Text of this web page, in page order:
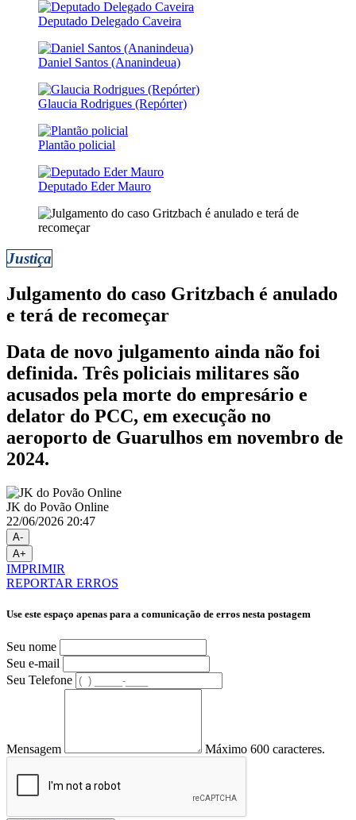
Deputado Delegado Caveira
Daniel Santos (Ananindeua)
Glaucia Rodrigues (Repórter)
Plantão policial
Deputado Eder Mauro
Justiça
Julgamento do caso Gritzbach é anulado
e terá de recomeçar
Data de novo julgamento ainda não foi
definida. Três policiais militares são
acusados pela morte do empresário e
delator do PCC, em execução no
aeroporto de Guarulhos em novembro de
2024.
JK do Povão Online
22/06/2026 20:47
A-
A+
IMPRIMIR
REPORTAR ERROS
Use este espaço apenas para a comunicação de erros nesta postagem
Seu nome
Seu e-mail
Seu Telefone
Mensagem Máximo 600 caracteres.